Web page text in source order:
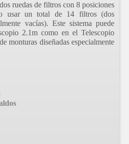
ruedas de filtros con 8 posiciones
usar un total de 14 filtros (dos
vacías). Este sistema puede
2.1m como en el Telescopio
monturas diseñadas especialmente